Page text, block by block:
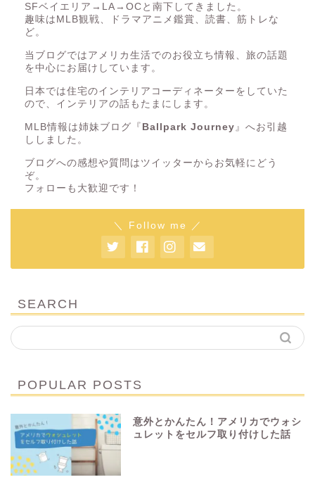
SFベイエリア→LA→OCと南下してきました。
趣味はMLB観戦、ドラマアニメ鑑賞、読書、筋トレな
ど。
当ブログではアメリカ生活でのお役立ち情報、旅の話題
を中心にお届けしています。
日本では住宅のインテリアコーディネーターをしていた
ので、インテリアの話もたまにします。
MLB情報は姉妹ブログ『 Ballpark Journey 』へお引越
ししました。
ブログへの感想や質問はツイッターからお気軽にどう
ぞ。
フォローも大歓迎です！
＼ Follow me ／
SEARCH
POPULAR POSTS
意外とかんたん！アメリカでウォシ
ュレットをセルフ取り付けした話